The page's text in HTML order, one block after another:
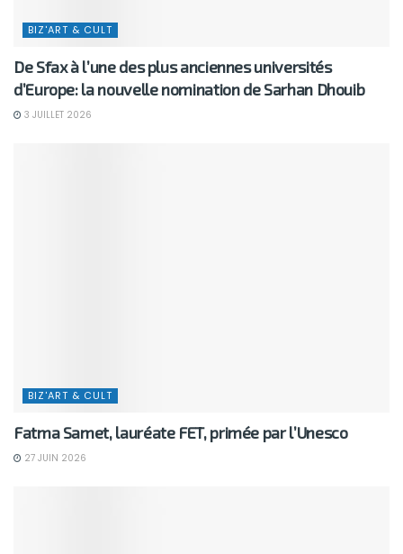
BIZ'ART & CULT
De Sfax à l’une des plus anciennes universités
d’Europe: la nouvelle nomination de Sarhan Dhouib
3 JUILLET 2026
BIZ'ART & CULT
Fatma Samet, lauréate FET, primée par l’Unesco
27 JUIN 2026